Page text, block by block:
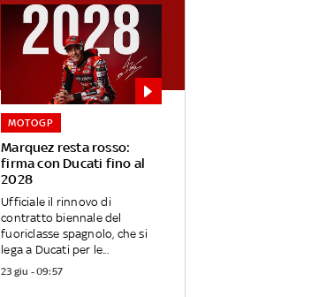
Marquez resta rosso:
firma con Ducati fino al
2028
MOTOGP
Ufficiale il rinnovo di
contratto biennale del
fuoriclasse spagnolo, che si
lega a Ducati per le...
23 giu - 09:57